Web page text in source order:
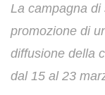
La campagna
promozione di
diffusione della
dal 15 al 23